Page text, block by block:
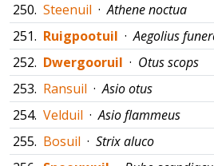
250. Steenuil ·Athene noctua
251. Ruigpootuil ·Aegolius
252. Dwergooruil · Otus scops
253. Ransuil ·Asio otus
254. Velduil ·Asio flammeus
255. Bosuil · Strix aluco